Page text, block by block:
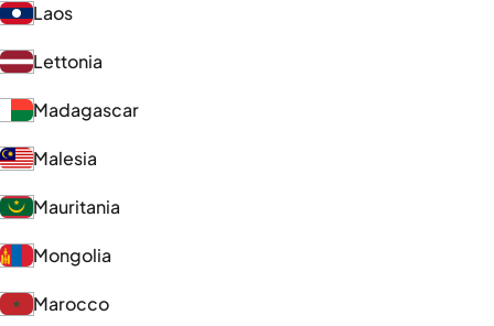
Laos
Lettonia
Madagascar
Malesia
Mauritania
Mongolia
Marocco